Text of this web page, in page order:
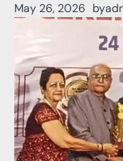
May 26, 2026 by